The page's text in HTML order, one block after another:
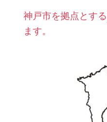
神戸市を拠点とする
ます。